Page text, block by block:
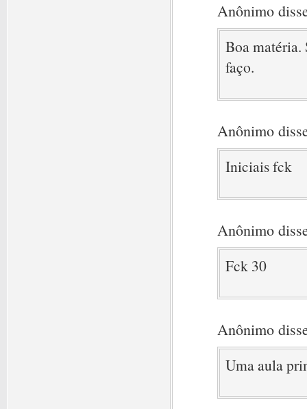
Anônimo
Boa
faço.
Anônimo
Iniciais fck
Anônimo
Fck 30
Anônimo
Uma aula